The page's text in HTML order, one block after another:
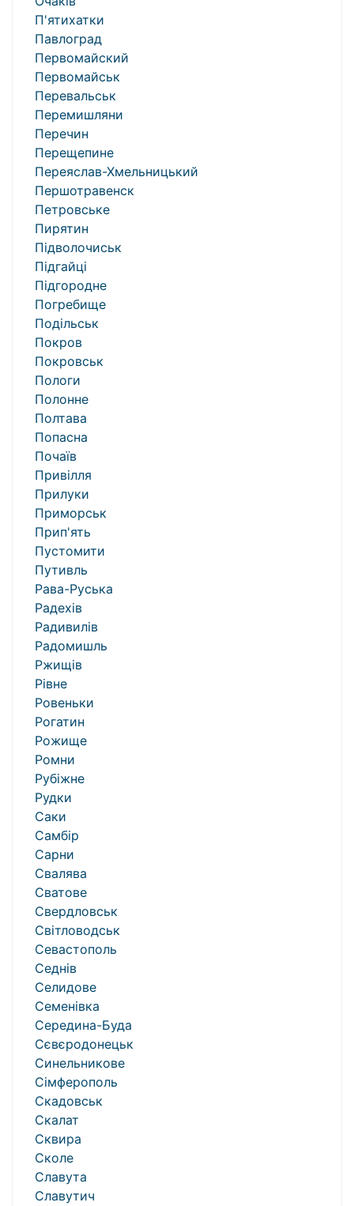
П'ятихатки
Павлоград
Первомайский
Первомайськ
Перевальськ
Перемишляни
Перечин
Перещепине
Переяслав-Хмельницький
Першотравенск
Петровське
Пирятин
Підволочиськ
Підгайці
Підгородне
Погребище
Подільськ
Покров
Покровськ
Пологи
Полонне
Полтава
Попасна
Почаїв
Привілля
Прилуки
Приморськ
Прип'ять
Пустомити
Путивль
Рава-Руська
Радехів
Радивилів
Радомишль
Ржищів
Рівне
Ровеньки
Рогатин
Рожище
Ромни
Рубіжне
Рудки
Саки
Самбір
Сарни
Свалява
Сватове
Свердловськ
Світловодськ
Севастополь
Седнів
Селидове
Семенівка
Середина-Буда
Сєвєродонецьк
Синельникове
Сімферополь
Скадовськ
Скалат
Сквира
Сколе
Славута
Славутич